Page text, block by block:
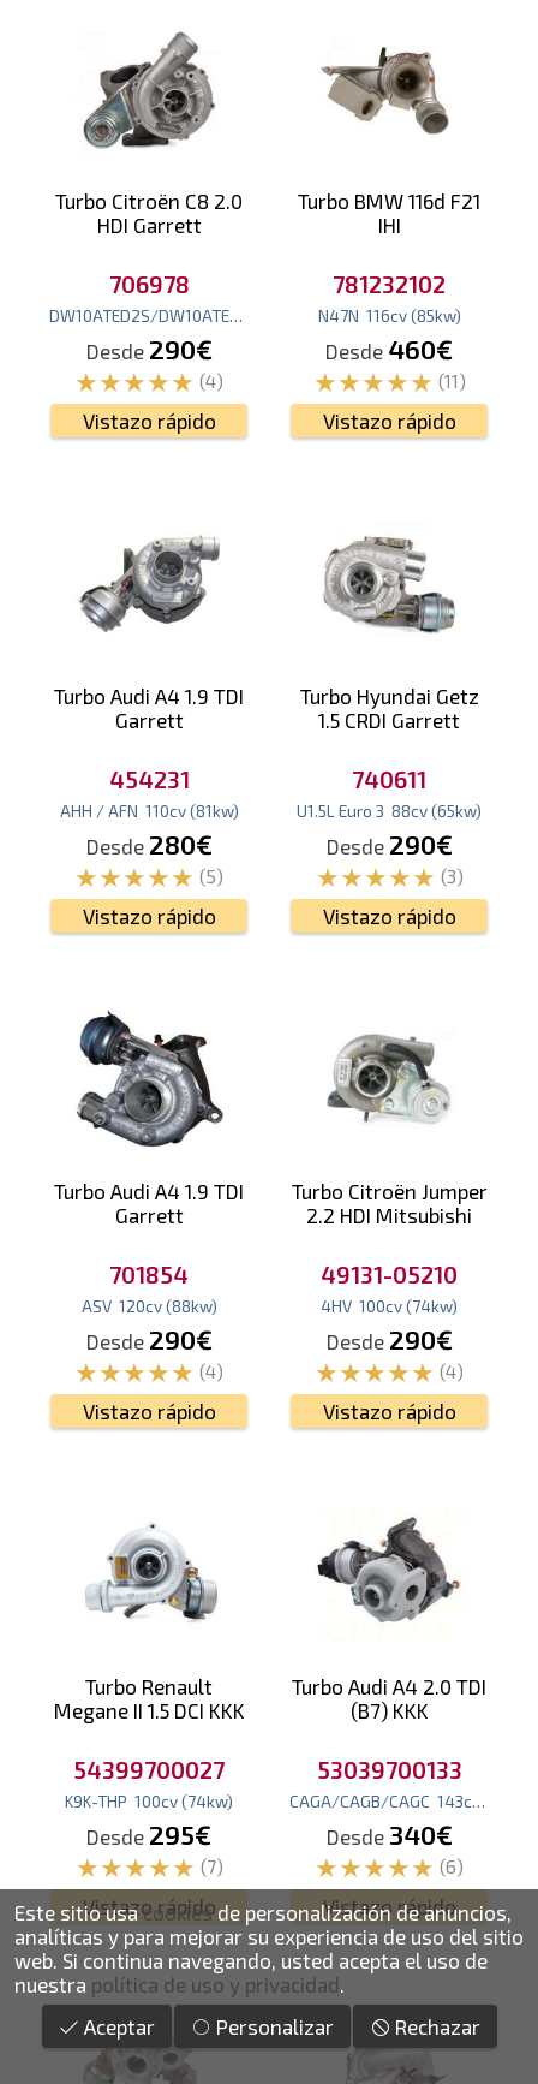
Turbo Citroën C8 2.0
HDI Garrett
706978
DW10ATED2S/DW10ATED4 (80kw)
Desde 290€
(4)
Vistazo rápido
Turbo BMW 116d F21
IHI
781232102
N47N 116cv (85kw)
Desde 460€
(11)
Vistazo rápido
Turbo Audi A4 1.9 TDI
Garrett
454231
AHH / AFN 110cv (81kw)
Desde 280€
(5)
Vistazo rápido
Turbo Hyundai Getz
1.5 CRDI Garrett
740611
U1.5L Euro 3 88cv(65kw)
Desde 290€
(3)
Vistazo rápido
Turbo Audi A4 1.9 TDI
Garrett
701854
ASV 120cv (88kw)
Desde 290€
(4)
Vistazo rápido
Turbo Citroën Jumper
2.2 HDI Mitsubishi
49131-05210
4HV 100cv(74kw)
Desde 290€
(4)
Vistazo rápido
Turbo Renault
Megane II 1.5 DCI KKK
54399700027
K9K-THP 100cv(74kw)
Desde 295€
(7)
Vistazo rápido
Turbo Audi A4 2.0 TDI
(B7) KKK
53039700133
CAGA/CAGB/CAGC 143cv
Desde 340€
(6)
Vistazo rápido
Este sitio usacookiesde personalización de anuncios,
analíticas y para mejorar su experiencia de uso del sitio
web. Si continua navegando, usted acepta el uso de
nuestra política de uso y privacidad.
Aceptar
Personalizar Rechazar